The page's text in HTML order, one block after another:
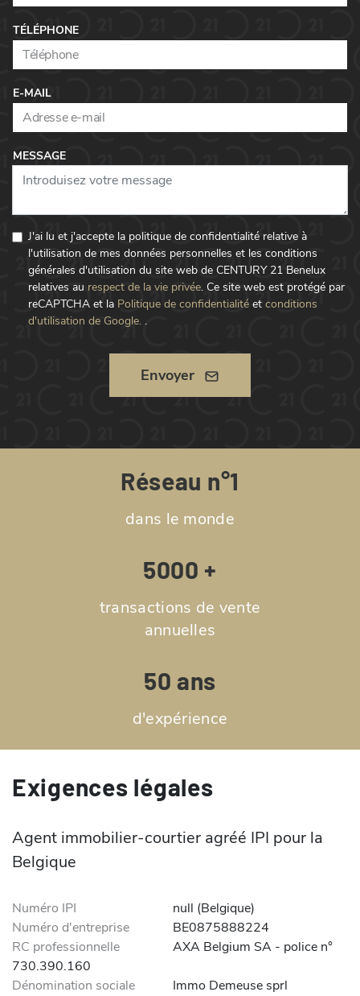
TÉLÉPHONE
E-MAIL
MESSAGE
J'ai lu et j'accepte la politique de confidentialité relative à
l'utilisation de mes données personnelles et les conditions
générales d'utilisation du site web de CENTURY 21 Benelux
relatives au respect de la vie privée. Ce site web est protégé par
reCAPTCHA et la Politique de confidentialité et conditions
d'utilisation de Google. .
Envoyer
Réseau n°1
dans le monde
5000 +
transactions de vente
annuelles
50 ans
d'expérience
Exigences légales
Agent immobilier-courtier agréé IPI pour la
Belgique
Numéro IPI
null (Belgique)
Numéro d'entreprise
BE0875888224
RC professionnelle
AXA Belgium SA - police n°
730.390.160
Dénomination sociale
Immo Demeuse sprl